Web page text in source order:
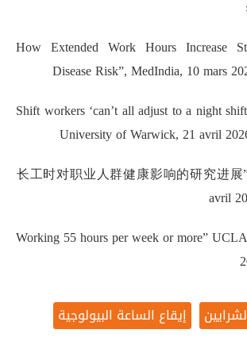
“How Extended Work Hours Increase
Disease Risk”, MedIndia, 10 mars
“Shift workers ‘can’t all adjust to a night
University of Warwick, 21 avril
avril
“Working 55 hours per week or more”
إيقاع الساعة البيولوجية